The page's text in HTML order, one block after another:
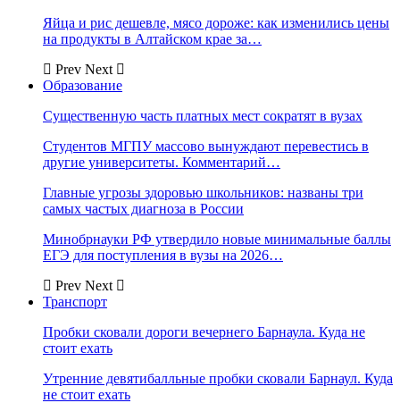
Яйца и рис дешевле, мясо дороже: как изменились цены
на продукты в Алтайском крае за…
Prev Next
Образование
Существенную часть платных мест сократят в вузах
Студентов МГПУ массово вынуждают перевестись в
другие университеты. Комментарий…
Главные угрозы здоровью школьников: названы три
самых частых диагноза в России
Минобрнауки РФ утвердило новые минимальные баллы
ЕГЭ для поступления в вузы на 2026…
Prev Next
Транспорт
Пробки сковали дороги вечернего Барнаула. Куда не
стоит ехать
Утренние девятибалльные пробки сковали Барнаул. Куда
не стоит ехать